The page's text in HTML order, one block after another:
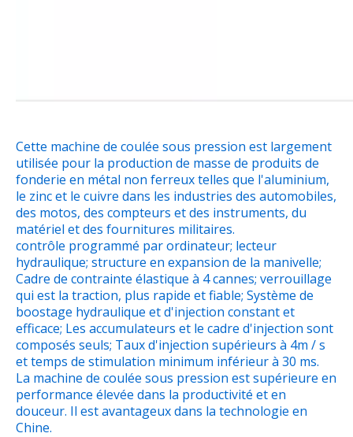
Cette machine de coulée sous pression est largement
utilisée pour la production de masse de produits de
fonderie en métal non ferreux telles que l'aluminium,
le zinc et le cuivre dans les industries des automobiles,
des motos, des compteurs et des instruments, du
matériel et des fournitures militaires.
contrôle programmé par ordinateur; lecteur
hydraulique; structure en expansion de la manivelle;
Cadre de contrainte élastique à 4 cannes; verrouillage
qui est la traction, plus rapide et fiable; Système de
boostage hydraulique et d'injection constant et
efficace; Les accumulateurs et le cadre d'injection sont
composés seuls; Taux d'injection supérieurs à 4m / s
et temps de stimulation minimum inférieur à 30 ms.
La machine de coulée sous pression est supérieure en
performance élevée dans la productivité et en
douceur. Il est avantageux dans la technologie en
Chine.